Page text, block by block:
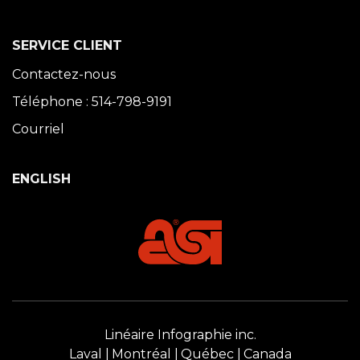
SERVICE CLIENT
Contactez-nous
Téléphone : 514-798-9191
Courriel
ENGLISH
Linéaire Infographie inc.
Laval
Montréal Québec Canada